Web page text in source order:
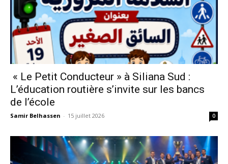
« Le Petit Conducteur » à Siliana Sud :
L’éducation routière s’invite sur les bancs
de l’école
Samir Belhassen - 15 juillet 2026 0